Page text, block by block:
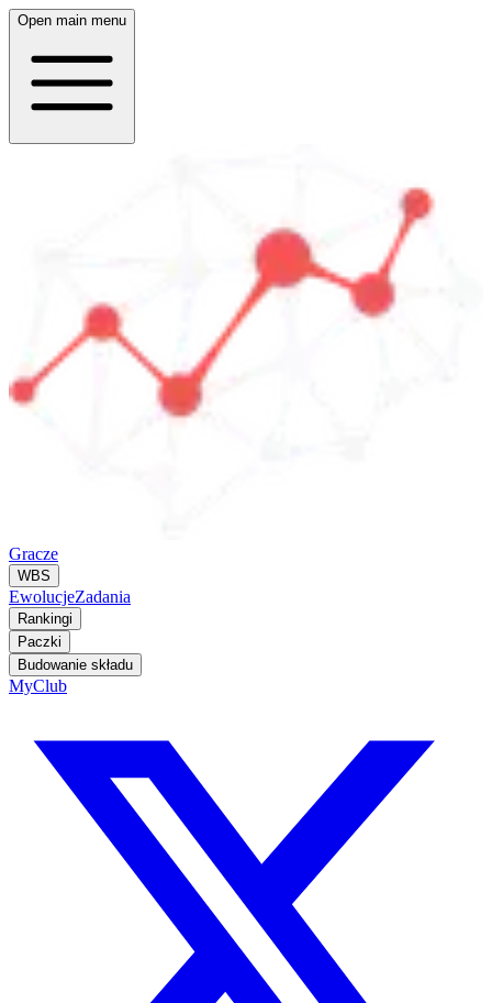
Open main menu
Gracze
WBS
EwolucjeZadania
Rankingi
Paczki
Budowanie składu
MyClub